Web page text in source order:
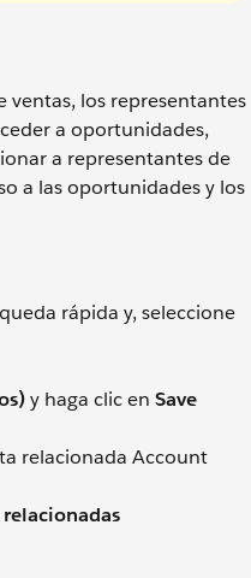
ventas, los representantes
a oportunidades,
a representantes de
a las oportunidades y los
rápida y, seleccione
y haga clic en Save
relacionada Account